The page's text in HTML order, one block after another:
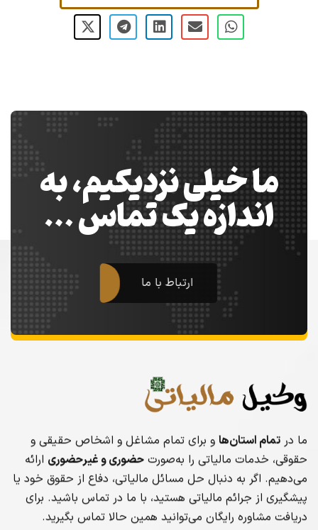
ما خیلی نزدیکیم، به
اندازه یک تماس …
ارتباط با ما
ما در تمام استان‌ها و برای تمام مشاغل و اشخاص حقیقی و
حقوقی، خدمات مالیاتی را به‌صورت حضوری و غیرحضوری ارائه
می‌دهیم. اگر به دنبال حل مسائل مالیاتی، دفاع از حقوق خود یا
پیشگیری از جرائم مالیاتی هستید، با ما در تماس باشید. برای
دریافت مشاوره رایگان می‌توانید همین حالا تماس بگیرید.